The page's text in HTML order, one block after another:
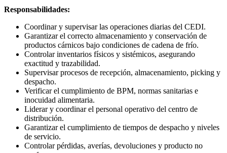
Responsabilidades:
Coordinar y supervisar las operaciones diarias del CEDI.
Garantizar el correcto almacenamiento y conservación de
productos cárnicos bajo condiciones de cadena de frío.
Controlar inventarios físicos y sistémicos, asegurando
exactitud y trazabilidad.
Supervisar procesos de recepción, almacenamiento, picking y
despacho.
Verificar el cumplimiento de BPM, normas sanitarias e
inocuidad alimentaria.
Liderar y coordinar el personal operativo del centro de
distribución.
Garantizar el cumplimiento de tiempos de despacho y niveles
de servicio.
Controlar pérdidas, averías, devoluciones y producto no